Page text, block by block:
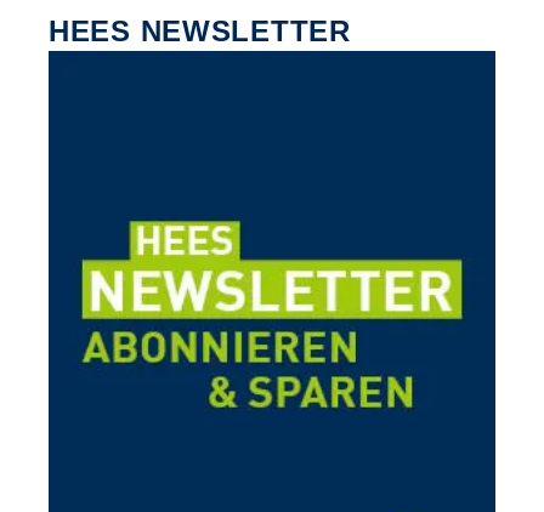
HEES NEWSLETTER